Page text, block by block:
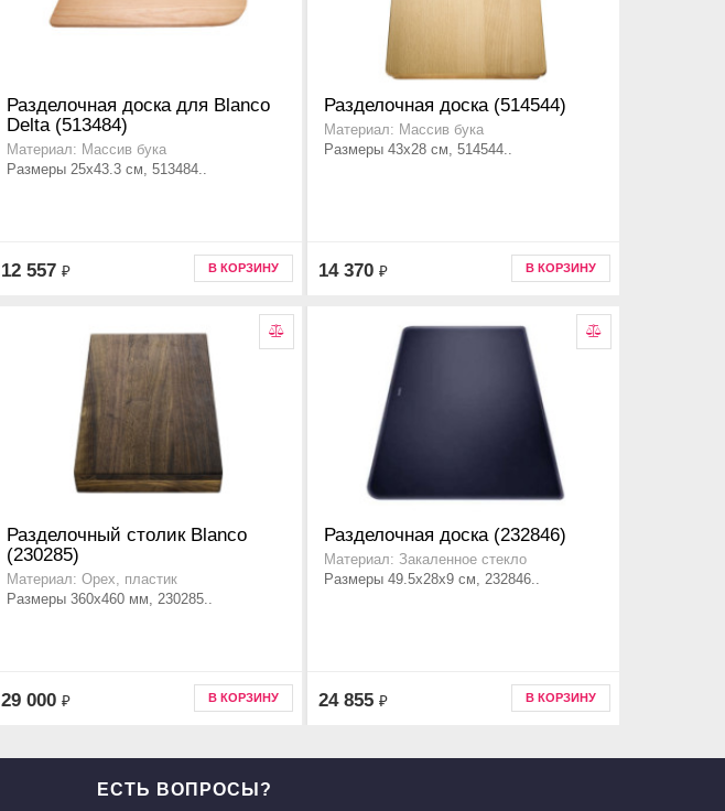
Разделочная доска для Blanco
Delta (513484)
Материал: Массив бука
Размеры 25x43.3 см, 513484..
12 557 ₽ В КОРЗИНУ
Разделочная доска (514544)
Материал: Массив бука
Размеры 43x28 см, 514544..
14 370 ₽ В КОРЗИНУ
Разделочный столик Blanco
(230285)
Материал: Орех, пластик
Размеры 360x460 мм, 230285..
29 000 ₽ В КОРЗИНУ
Разделочная доска (232846)
Материал: Закаленное стекло
Размеры 49.5x28x9 см, 232846..
24 855 ₽ В КОРЗИНУ
ЕСТЬ ВОПРОСЫ?